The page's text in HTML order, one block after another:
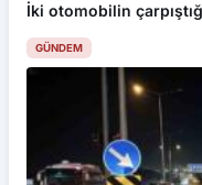
İki otomobilin
GÜNDEM